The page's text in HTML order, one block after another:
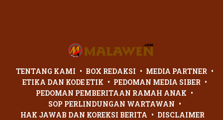
TENTANG KAMI BOX REDAKSI
MEDIA PARTNER
ETIKA DAN KODE ETIK
PEDOMAN MEDIA SIBER
PEDOMAN PEMBERITAAN RAMAH ANAK
SOP PERLINDUNGAN WARTAWAN
HAK JAWAB DAN KOREKSI BERITA
DISCLAIMER